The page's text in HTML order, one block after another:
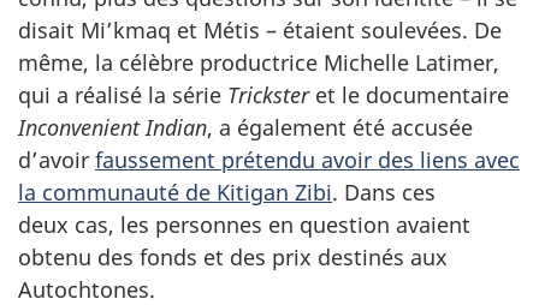
disait Mi’kmaq et Métis – étaient soulevées. De
même, la célèbre productrice Michelle Latimer,
qui a réalisé la série Tricksteret le documentaire
Inconvenient Indian, a également été accusée
d’avoir faussement prétendu avoir des liens avec
la communauté de Kitigan Zibi. Dans ces
deux cas, les personnes en question avaient
obtenu des fonds et des prix destinés aux
Autochtones.